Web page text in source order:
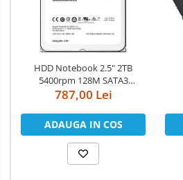
HDD Notebook 2.5" 2TB
5400rpm 128M SATA3
SEAGATE
787,00 Lei
ADAUGA IN COS